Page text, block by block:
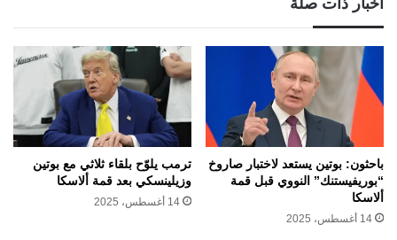
أخبار ذات صلة
باحثون: بوتين يستعد لاختبار صاروخ
“بوريفيستنك” النووي قبل قمة
ألاسكا
14 أغسطس، 2025
ترمب يلوّح بلقاء ثلاثي مع بوتين
وزيلينسكي بعد قمة ألاسكا
14 أغسطس، 2025